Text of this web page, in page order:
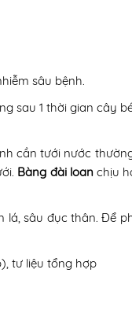
sâu bệnh.
sau 1 thời gian cây
cần tưới nước
Bàng đài loanchịu
lá, sâu đục thân. Để
tư liệu tổng hợp